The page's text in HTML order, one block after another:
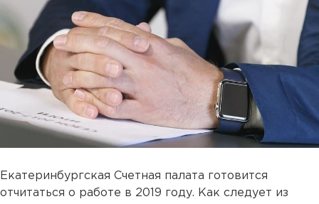
Екатеринбургская Счетная палата готовится
отчитаться о работе в 2019 году. Как следует из